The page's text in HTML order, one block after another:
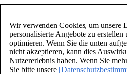
Wir verwenden Cookies, um unsere
personalisierte Angebote zu
optimieren. Wenn Sie die unten
nicht akzeptieren, kann dies
Nutzererlebnis haben. Wenn Sie
Sie bitte unsere
Zum Inhalt springen
+49(0)5129-308
Produkt finden